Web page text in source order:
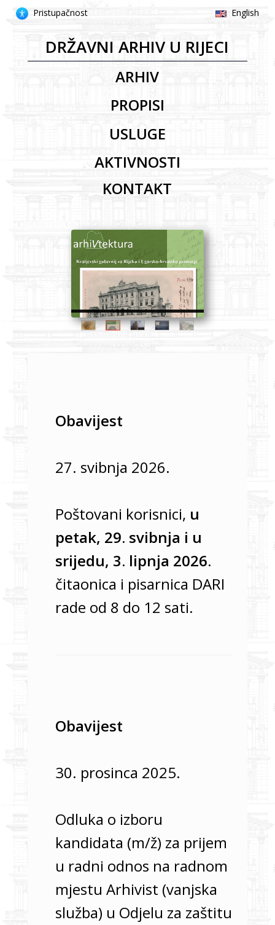
Pristupačnost English
DRŽAVNI ARHIV U RIJECI
ARHIV
PROPISI
USLUGE
AKTIVNOSTI
KONTAKT
Obavijest
27. svibnja 2026.
Poštovani korisnici, u
petak, 29. svibnja i u
srijedu, 3. lipnja 2026.
čitaonica i pisarnica DARI
rade od 8 do 12 sati.
Obavijest
30. prosinca 2025.
Odluka o izboru
kandidata (m/ž) za prijem
u radni odnos na radnom
mjestu Arhivist (vanjska
služba) u Odjelu za zaštitu
Pristupačnost
Uključi/isključi
poveznica
Uključi/isključi
Uključi/isključi
OmoType
Uobičajena
Najveća